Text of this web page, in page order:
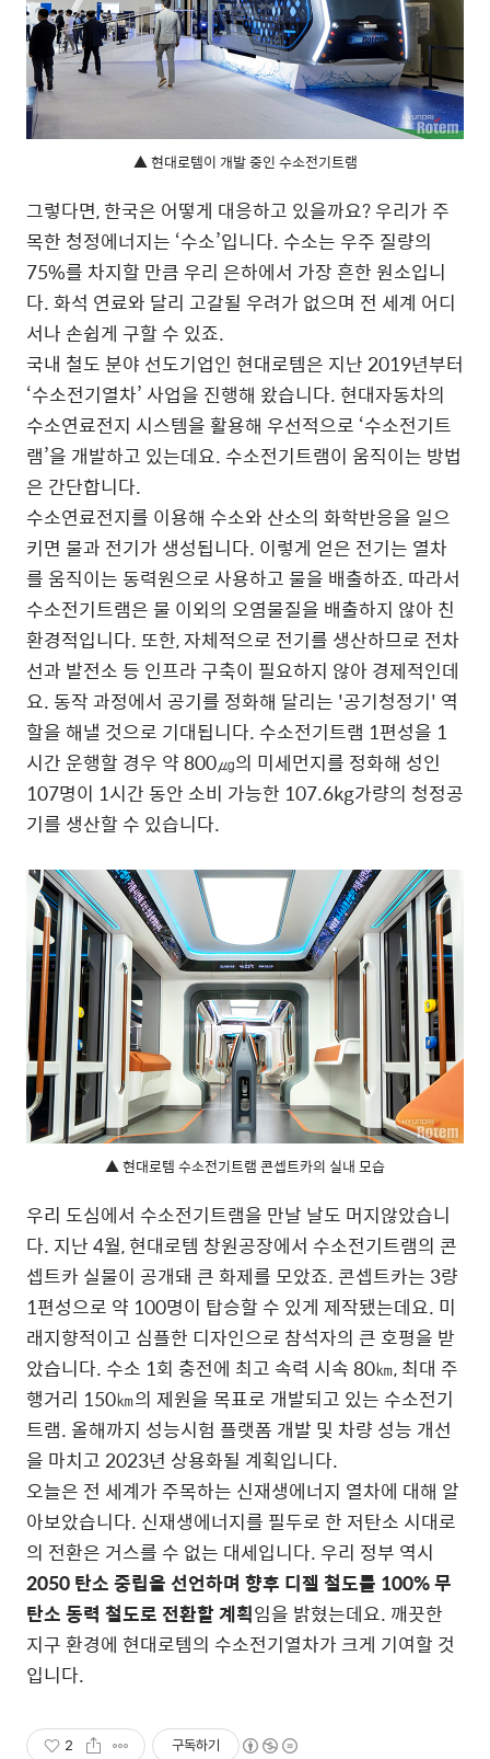
▲ 현대로템이 개발 중인 수소전기트램
그렇다면, 한국은 어떻게 대응하고 있을까요? 우리가 주
목한 청정에너지는 ‘수소’입니다. 수소는 우주 질량의
75%를 차지할 만큼 우리 은하에서 가장 흔한 원소입니
다. 화석 연료와 달리 고갈될 우려가 없으며 전 세계 어디
서나 손쉽게 구할 수 있죠.
국내 철도 분야 선도기업인 현대로템은 지난 2019년부터
‘수소전기열차’ 사업을 진행해 왔습니다. 현대자동차의
수소연료전지 시스템을 활용해 우선적으로 ‘수소전기트
램’을 개발하고 있는데요. 수소전기트램이 움직이는 방법
은 간단합니다.
수소연료전지를 이용해 수소와 산소의 화학반응을 일으
키면 물과 전기가 생성됩니다. 이렇게 얻은 전기는 열차
를 움직이는 동력원으로 사용하고 물을 배출하죠. 따라서
수소전기트램은 물 이외의 오염물질을 배출하지 않아 친
환경적입니다. 또한, 자체적으로 전기를 생산하므로 전차
선과 발전소 등 인프라 구축이 필요하지 않아 경제적인데
요. 동작 과정에서 공기를 정화해 달리는 '공기청정기' 역
할을 해낼 것으로 기대됩니다. 수소전기트램 1편성을 1
시간 운행할 경우 약 800㎍의 미세먼지를 정화해 성인
107명이 1시간 동안 소비 가능한 107.6kg가량의 청정공
기를 생산할 수 있습니다.
▲ 현대로템 수소전기트램 콘셉트카의 실내 모습
우리 도심에서 수소전기트램을 만날 날도 머지않았습니
다. 지난 4월, 현대로템 창원공장에서 수소전기트램의 콘
셉트카 실물이 공개돼 큰 화제를 모았죠. 콘셉트카는 3량
1편성으로 약 100명이 탑승할 수 있게 제작됐는데요. 미
래지향적이고 심플한 디자인으로 참석자의 큰 호평을 받
았습니다. 수소 1회 충전에 최고 속력 시속 80㎞, 최대 주
행거리 150㎞의 제원을 목표로 개발되고 있는 수소전기
트램. 올해까지 성능시험 플랫폼 개발 및 차량 성능 개선
을 마치고 2023년 상용화될 계획입니다.
오늘은 전 세계가 주목하는 신재생에너지 열차에 대해 알
아보았습니다. 신재생에너지를 필두로 한 저탄소 시대로
의 전환은 거스를 수 없는 대세입니다. 우리 정부 역시
2050 탄소 중립을 선언하며 향후 디젤 철도를 100% 무
탄소 동력 철도로 전환할 계획임을 밝혔는데요. 깨끗한
지구 환경에 현대로템의 수소전기열차가 크게 기여할 것
입니다.
2 구독하기